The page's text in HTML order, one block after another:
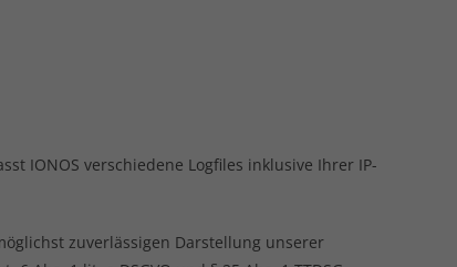
IONOS verschiedene Logfiles inklusive Ihrer IP-
zuverlässigen Darstellung unserer